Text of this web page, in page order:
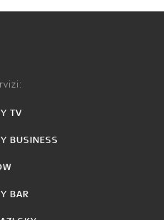
TV
BUSINESS
BAR